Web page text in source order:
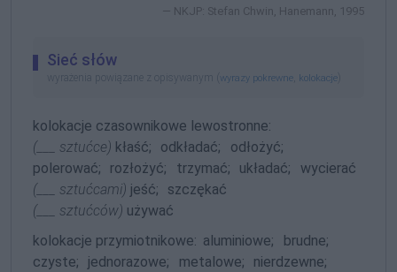
NKJP: Stefan Chwin, Hanemann, 1995
Sieć słów
wyrażenia powiązane z opisywanym ( wyrazy pokrewne kolokacje
kolokacje czasownikowe lewostronne:
(___ sztućce) kłaść; odkładać;
odłożyć;
polerować;
rozłożyć; trzymać; układać;
wycierać
(___ sztućcami) jeść;
szczękać
(___ sztućców) używać
kolokacje przymiotnikowe: aluminiowe;
brudne;
czyste;
jednorazowe; metalowe;
nierdzewne;